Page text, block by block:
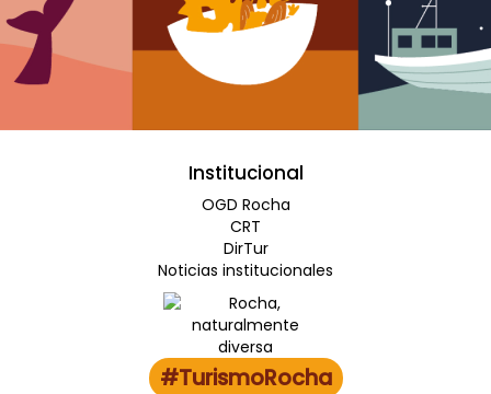
Institucional
OGD Rocha
CRT
DirTur
Noticias institucionales
#TurismoRocha